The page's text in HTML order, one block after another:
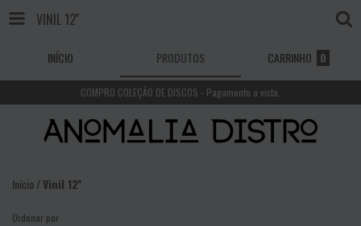
VINIL 12''
INÍCIO PRODUTOS CARRINHO 0
COMPRO COLEÇÃO DE DISCOS - Pagamento a vista.
Início /Vinil 12''
Ordenar por